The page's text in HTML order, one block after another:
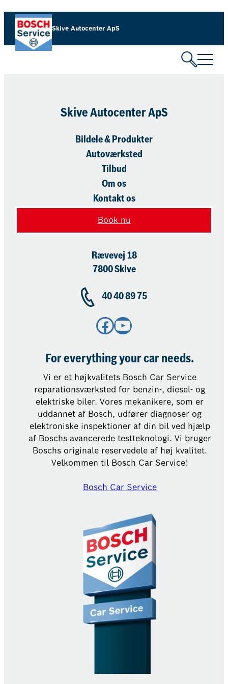
Spring
indhold
Skive Autocenter ApS
Skive Autocenter ApS
Bildele & Produkter
Autoværksted
Tilbud
Om os
Kontakt os
Book nu
Rævevej 18
7800 Skive
40 40 89 75
Facebook YouTube
For everything your car needs.
Vi er et højkvalitets Bosch Car Service
reparationsværksted for benzin-, diesel- og
elektriske biler. Vores mekanikere, som er
uddannet af Bosch, udfører diagnoser og
elektroniske inspektioner af din bil ved hjælp
af Boschs avancerede testteknologi. Vi bruger
Boschs originale reservedele af høj kvalitet.
Velkommen til Bosch Car Service!
Bosch Car Service